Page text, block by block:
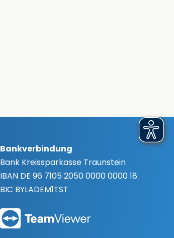
Bankverbindung
Bank Kreissparkasse Traunstein
IBAN DE 96 7105 2050 0000 0000 18
BIC BYLADEM1TST